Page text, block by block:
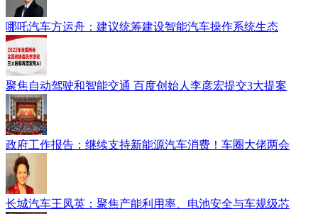
哪吒汽车方运舟：建议统筹建设智能汽车操作系统生态
聚焦自动驾驶和智能交通 百度创始人李彦宏提交3大提案
政府工作报告：继续支持新能源汽车消费！车圈大佬两会
长城汽车王凤英：聚焦产能利用率、电池安全与车规级芯